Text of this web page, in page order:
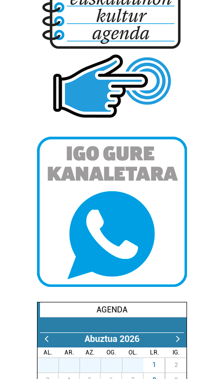
AGENDA
Abuztua 2026
AL. AR. AZ. OG. OL. LR.
IG.
1 2